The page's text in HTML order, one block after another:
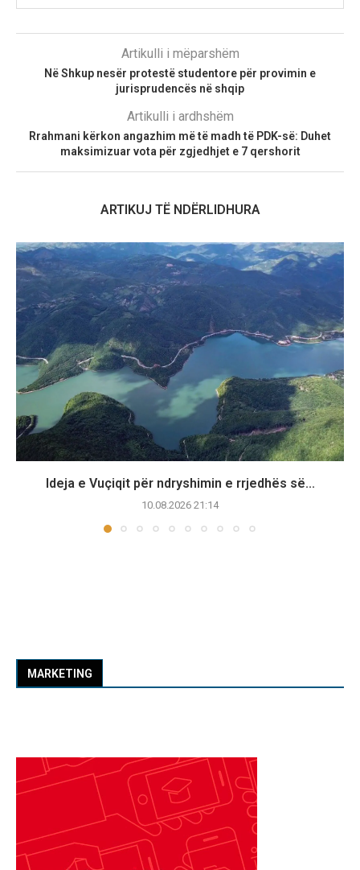
Artikulli i mëparshëm
Në Shkup nesër protestë studentore për provimin e
jurisprudencës në shqip
Artikulli i ardhshëm
​Rrahmani kërkon angazhim më të madh të PDK-së: Duhet
maksimizuar vota për zgjedhjet e 7 qershorit
ARTIKUJ TË NDËRLIDHURA
Ideja e Vuçiqit për ndryshimin e rrjedhës së...
10.08.2026 21:14
MARKETING